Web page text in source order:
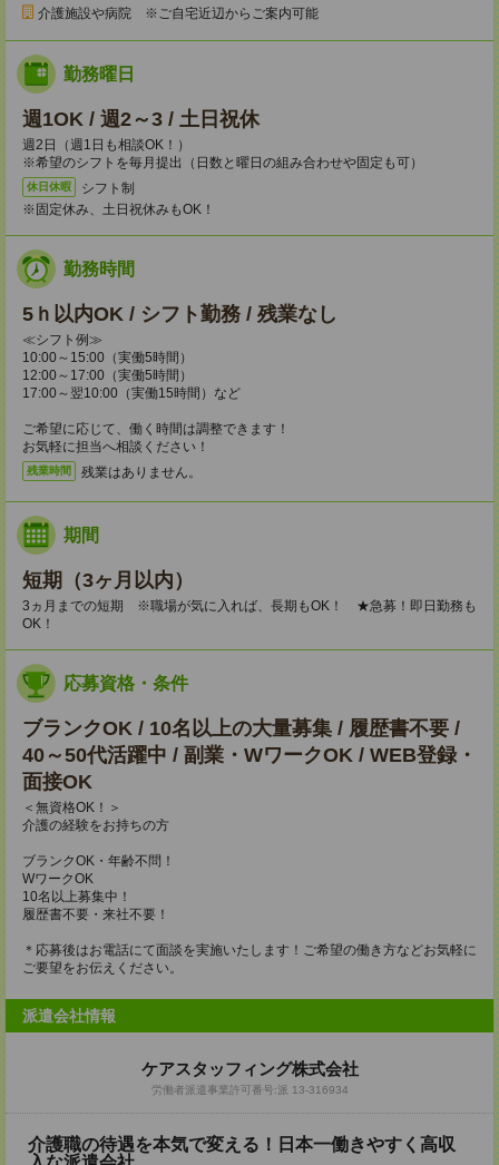
介護施設や病院 ※ご自宅近辺からご案内可能
勤務曜日
週1OK / 週2～3 / 土日祝休
週2日（週1日も相談OK！）
※希望のシフトを毎月提出（日数と曜日の組み合わせや固定も可）
休日休暇
シフト制
※固定休み、土日祝休みもOK！
勤務時間
5ｈ以内OK / シフト勤務 / 残業なし
≪シフト例≫
10:00～15:00（実働5時間）
12:00～17:00（実働5時間）
17:00～翌10:00（実働15時間）など
ご希望に応じて、働く時間は調整できます！
お気軽に担当へ相談ください！
残業時間 残業はありません。
期間
短期（3ヶ月以内）
3ヵ月までの短期 ※職場が気に入れば、長期もOK！ ★急募！即日勤務も
OK！
応募資格・条件
ブランクOK / 10名以上の大量募集 / 履歴書不要 /
40～50代活躍中 / 副業・WワークOK / WEB登録・
面接OK
＜無資格OK！＞
介護の経験をお持ちの方
ブランクOK・年齢不問！
WワークOK
10名以上募集中！
履歴書不要・来社不要！
＊応募後はお電話にて面談を実施いたします！ご希望の働き方などお気軽に
ご要望をお伝えください。
派遣会社情報
ケアスタッフィング株式会社
労働者派遣事業許可番号:派 13-316934
介護職の待遇を本気で変える！日本一働きやすく高収